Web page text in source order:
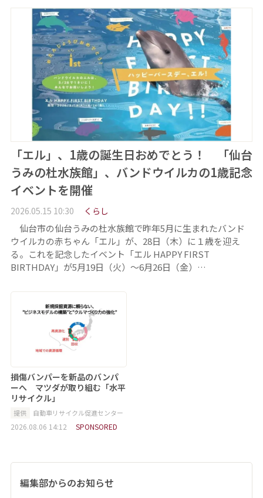
「エル」、1歳の誕生日おめでとう！ 「仙台
うみの杜水族館」、バンドウイルカの1歳記念
イベントを開催
2026.05.15 10:30 くらし
仙台市の仙台うみの杜水族館で昨年5月に生まれたバンド
ウイルカの赤ちゃん「エル」が、28日（木）に１歳を迎え
る。これを記念したイベント「エル HAPPY FIRST
BIRTHDAY」が5月19日（火）～6月26日（金）…
損傷バンパーを新品のバンパ
ーへ マツダが取り組む「水平
リサイクル」
提供 自動車リサイクル促進センター
2026.08.06 14:12 SPONSORED
編集部からのお知らせ